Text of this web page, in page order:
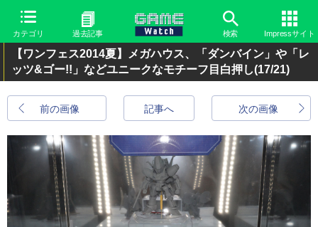
カテゴリ 過去記事 検索 Impressサイト
【ワンフェス2014夏】メガハウス、「ダンバイン」や「レ
ッツ&ゴー!!」などユニークなモチーフ目白押し(17/21)
前の画像 次の画像
記事へ